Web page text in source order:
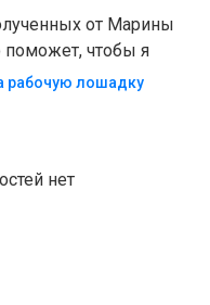
от Марины
поможет, чтобы я
рабочую лошадку
нет